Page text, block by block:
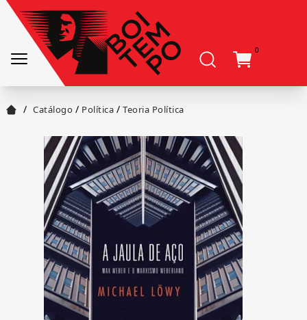
0
/ Catálogo / Política / Teoria Política